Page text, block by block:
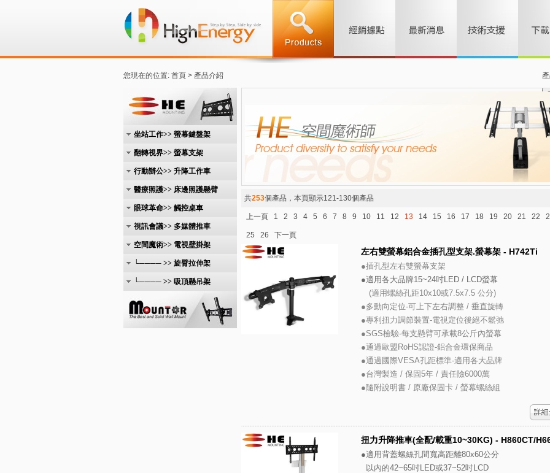
您現在的位置: 首頁 > 產品介紹
坐站工作>> 螢幕鍵盤架
翻轉視界>> 螢幕支架
行動辦公>> 升降工作車
醫療照護>> 床邊照護懸臂
眼球革命>> 觸控桌車
視訊會議>> 多媒體推車
空間魔術>> 電視壁掛架
└──── >> 旋臂拉伸架
└──── >> 吸頂懸吊架
共253個產品，本頁顯示121-130個產品
上一頁 1 2 3 4 5 6 7 8 9 10 11 12 13 14 15 16 17 18 19 20 21 22
25 26 下一頁
左右雙螢幕鋁合金插孔型支架.螢幕架 - H742Ti
●插孔型左右雙螢幕支架
●適用各大品牌15~24吋LED / LCD螢幕
(適用螺絲孔距10x10或7.5x7.5 公分)
●多動向定位-可上下左右調整 / 垂直旋轉
●專利扭力調節裝置-電視定位後絕不鬆弛
●SGS檢驗-每支懸臂可承載8公斤內螢幕
●通過歐盟RoHS認證-鋁合金環保商品
●通過國際VESA孔距標準-適用各大品牌
●台灣製造 / 保固5年 / 責任險6000萬
●隨附說明書 / 原廠保固卡 / 螢幕螺絲組
扭力升降推車(全配/載重10~30KG) - H860CT/
●適用背蓋螺絲孔間寬高距離80x60公分
以內的42~65吋LED或37~52吋LCD